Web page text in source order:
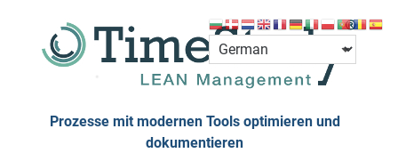
content
Prozesse mit modernen Tools optimieren und
dokumentieren